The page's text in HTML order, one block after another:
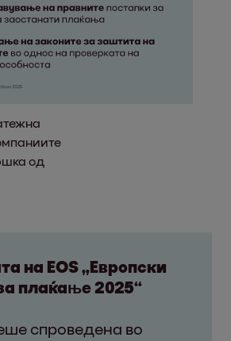
од
на EOS „Европски
плаќање 2025“
спроведена во